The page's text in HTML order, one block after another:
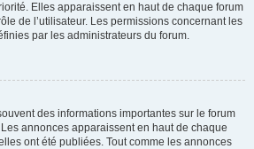
Elles apparaissent en haut de chaque forum
de l’utilisateur. Les permissions concernant les
par les administrateurs du forum.
des informations importantes sur le forum
annonces apparaissent en haut de chaque
ont été publiées. Tout comme les annonces